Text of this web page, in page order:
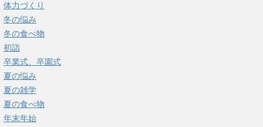
体力づくり
冬の悩み
冬の食べ物
初詣
卒業式、卒園式
夏の悩み
夏の雑学
夏の食べ物
年末年始